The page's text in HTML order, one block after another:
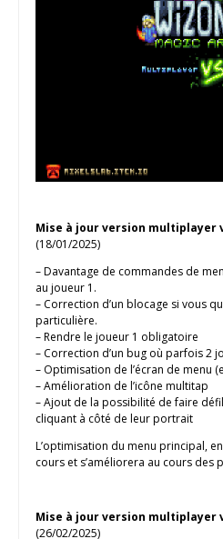
Mise à jour version multiplayer
(18/01/2025)
– Davantage de commandes de
au joueur 1.
– Correction d’un blocage si vous
particulière.
– Rendre le joueur 1 obligatoire
– Correction d’un bug où parfois 2
– Optimisation de l’écran de menu
– Amélioration de l’icône multitap
– Ajout de la possibilité de faire
cliquant à côté de leur portrait
L’optimisation du menu principal,
cours et s’améliorera au cours des
Mise à jour version multiplayer
(26/02/2025)